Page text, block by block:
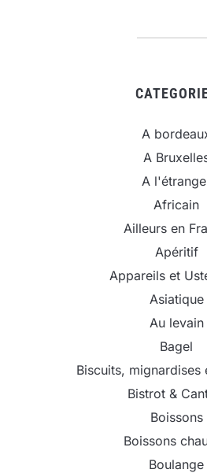
A
A
A
Africain
Ailleurs en
Apéritif
Appareils et
Asiatique
Au levain
Bagel
Biscuits, mignardises
Bistrot &
Boissons
Boissons
Boulange